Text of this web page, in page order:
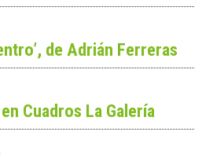
de Adrián Ferreras
Cuadros La Galería